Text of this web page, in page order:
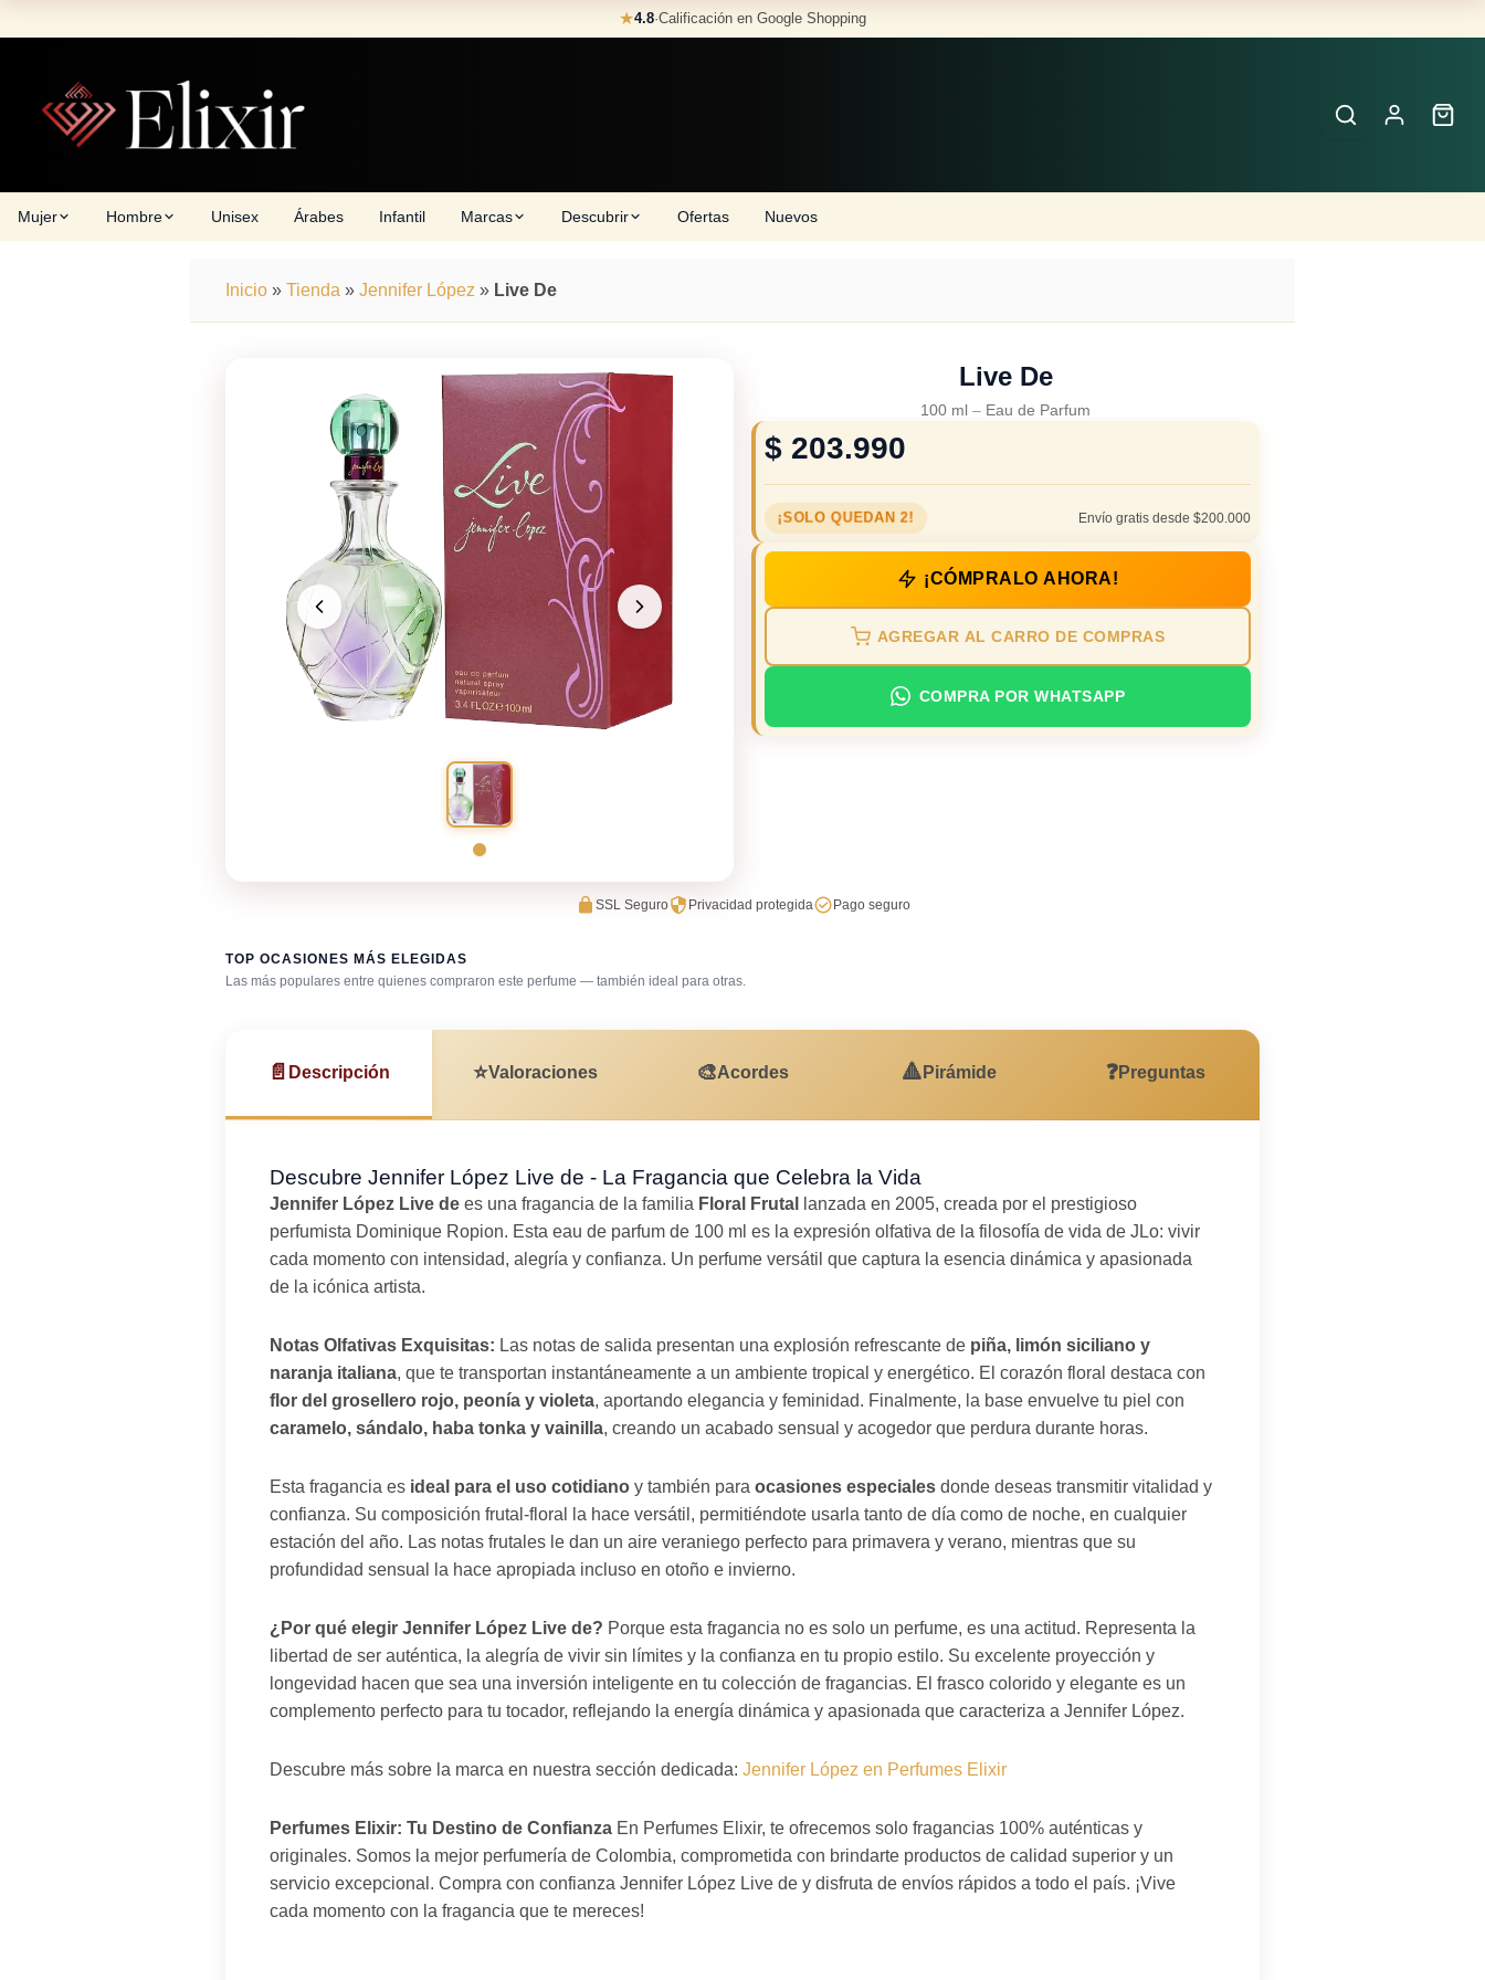
to
★4.8·Calificación en Google Shopping
Mujer Hombre Unisex Árabes Infantil Marcas Descubrir Ofertas Nuevos
Inicio » Tienda » Jennifer López » Live De
Live De
100 ml – Eau de Parfum
$ 203.990
¡SOLO QUEDAN 2! Envío gratis desde $200.000
¡CÓMPRALO AHORA!
AGREGAR AL CARRO DE COMPRAS
COMPRA POR WHATSAPP
SSL Seguro Privacidad protegida Pago seguro
TOP OCASIONES MÁS ELEGIDAS
Las más populares entre quienes compraron este perfume — también ideal para otras.
Después de la ducha Día caluroso / clima cálido
📄 Descripción ⭐Valoraciones 🎨Acordes 🔺 Pirámide ❓Preguntas
Descubre Jennifer López Live de - La Fragancia que Celebra la Vida
Jennifer López Live de es una fragancia de la familia Floral Frutal
lanzada en 2005, creada por el prestigioso
perfumista Dominique Ropion. Esta eau de parfum de 100 ml es la expresión olfativa de la filosofía de vida de JLo: vivir
cada momento con intensidad, alegría y confianza. Un perfume versátil que captura la esencia dinámica y apasionada
de la icónica artista.
Notas Olfativas Exquisitas: Las notas de salida presentan una explosión refrescante de piña, limón siciliano y
naranja italiana, que te transportan instantáneamente a un ambiente tropical y energético. El corazón floral destaca con
flor del grosellero rojo, peonía y violeta, aportando elegancia y feminidad. Finalmente, la base envuelve tu piel con
caramelo, sándalo, haba tonka y vainilla, creando un acabado sensual y acogedor que perdura durante horas.
Esta fragancia es ideal para el uso cotidiano y también para ocasiones especiales donde deseas transmitir vitalidad y
confianza. Su composición frutal-floral la hace versátil, permitiéndote usarla tanto de día como de noche, en cualquier
estación del año. Las notas frutales le dan un aire veraniego perfecto para primavera y verano, mientras que su
profundidad sensual la hace apropiada incluso en otoño e invierno.
¿Por qué elegir Jennifer López Live de? Porque esta fragancia no es solo un perfume, es una actitud. Representa la
libertad de ser auténtica, la alegría de vivir sin límites y la confianza en tu propio estilo. Su excelente proyección y
longevidad hacen que sea una inversión inteligente en tu colección de fragancias. El frasco colorido y elegante es un
complemento perfecto para tu tocador, reflejando la energía dinámica y apasionada que caracteriza a Jennifer López.
Descubre más sobre la marca en nuestra sección dedicada: Jennifer López en Perfumes Elixir
Perfumes Elixir: Tu Destino de Confianza En Perfumes Elixir, te ofrecemos solo fragancias 100% auténticas y
originales. Somos la mejor perfumería de Colombia, comprometida con brindarte productos de calidad superior y un
servicio excepcional. Compra con confianza Jennifer López Live de y disfruta de envíos rápidos a todo el país. ¡Vive
cada momento con la fragancia que te mereces!